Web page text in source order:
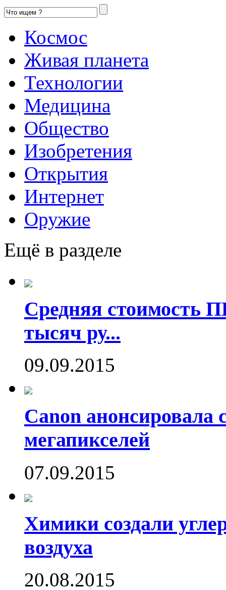
Космос
Живая планета
Технологии
Медицина
Общество
Изобретения
Открытия
Интернет
Оружие
Ещё в разделе
Средняя стоимость
тысяч ру...
09.09.2015
Canon анонсировала
мегапикселей
07.09.2015
Химики создали
воздуха
20.08.2015